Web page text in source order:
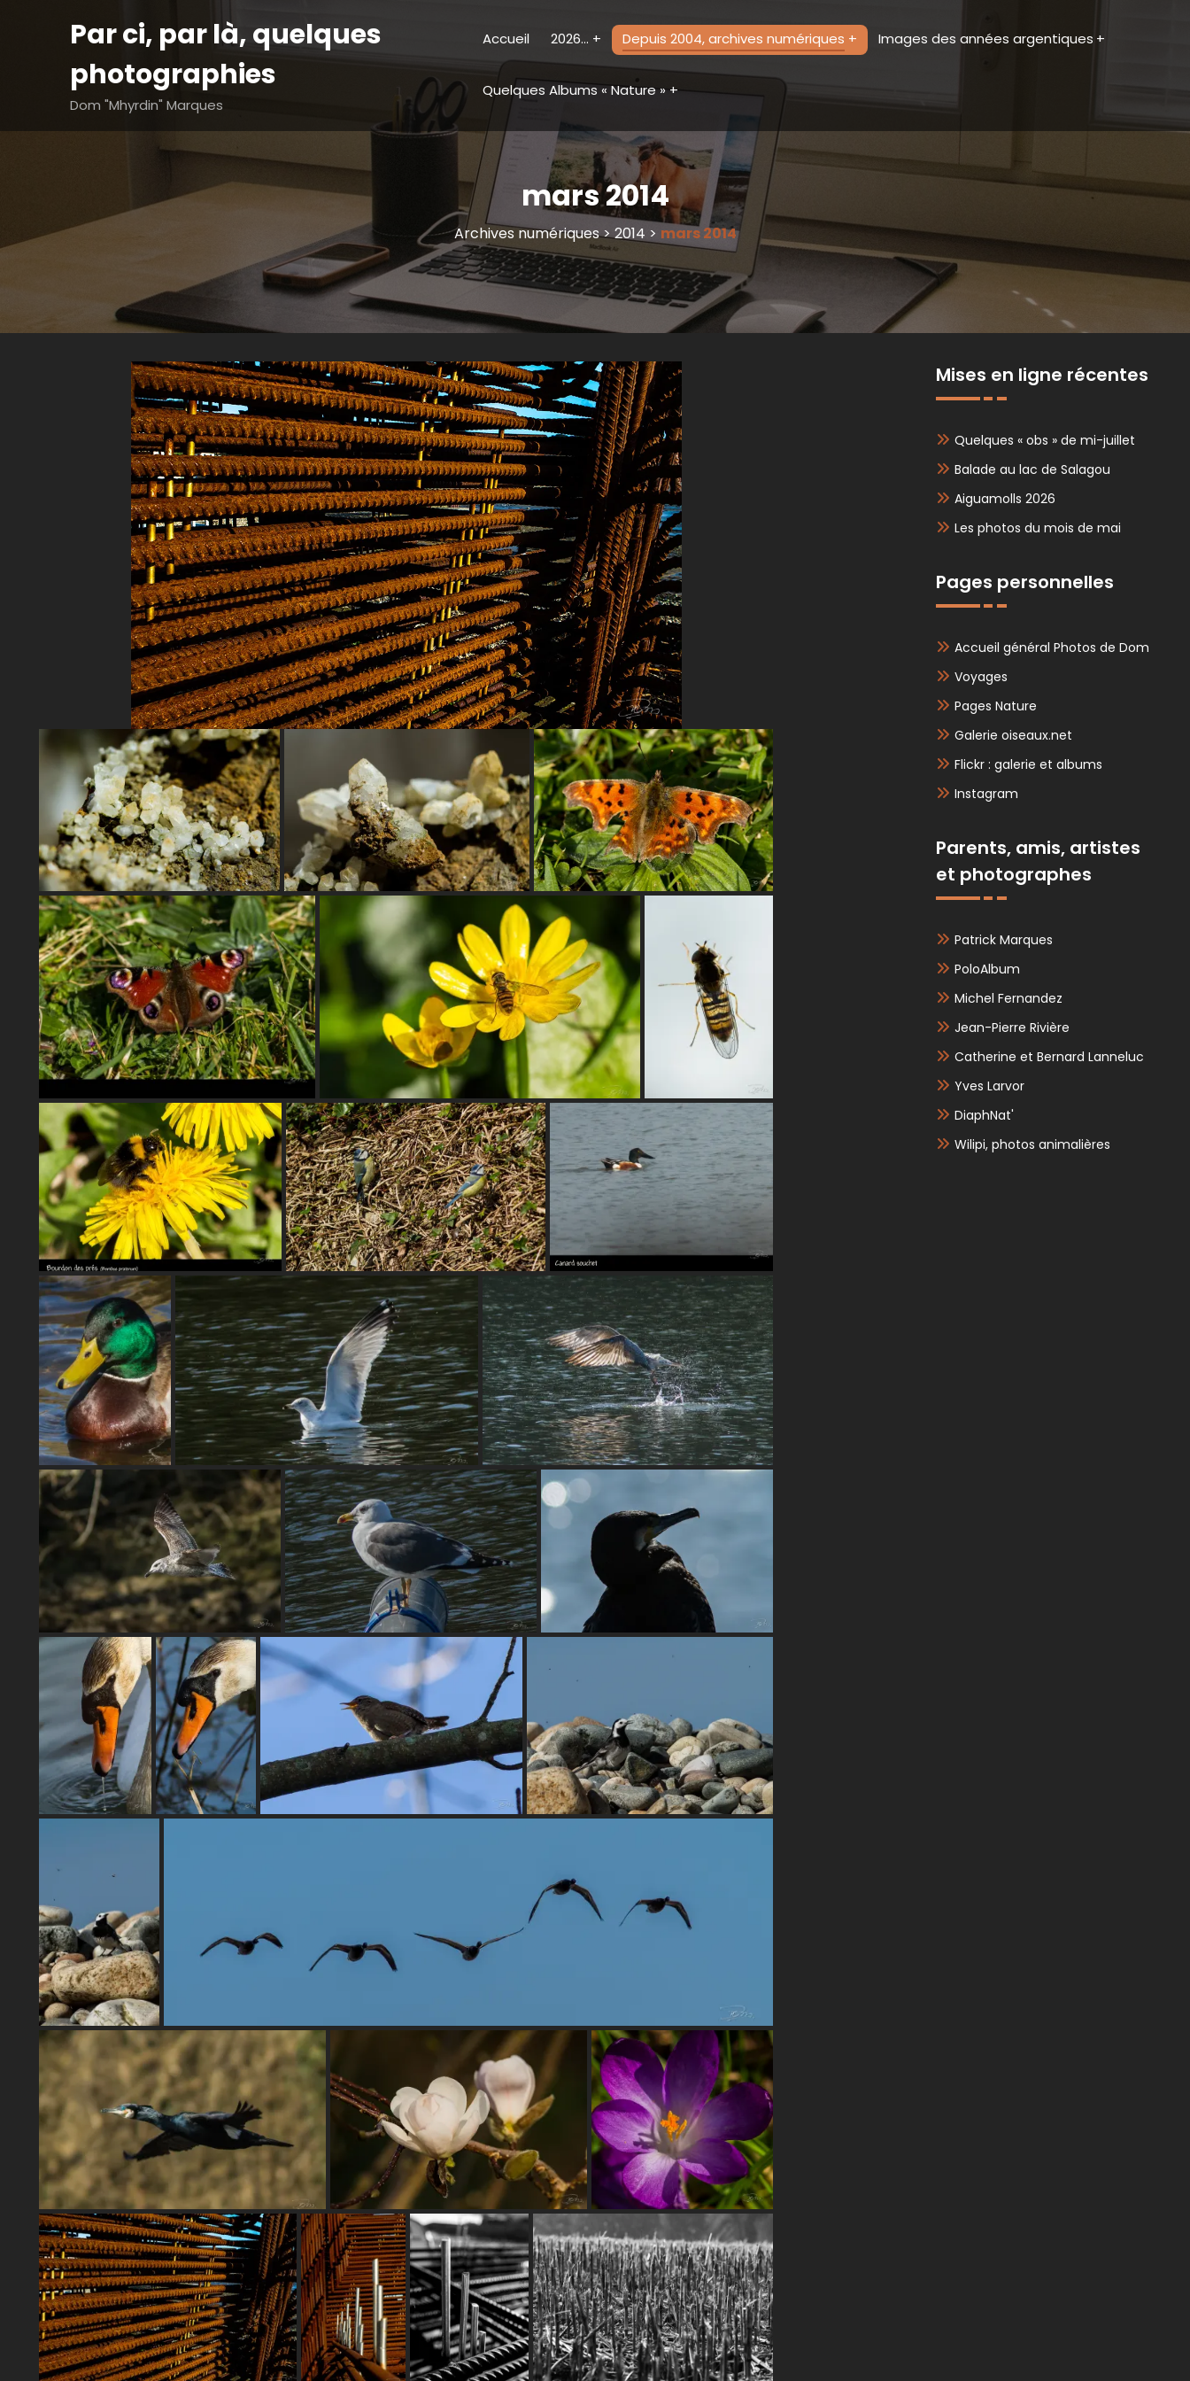
Par ci, par là, quelques
photographies
Dom "Mhyrdin" Marques
Accueil 2026… Depuis 2004, archives numériques Images des années argentiques
Quelques Albums « Nature »
mars 2014
Archives numériques>2014 > mars 2014
Mises en ligne récentes
Quelques « obs » de mi-juillet
Balade au lac de Salagou
Aiguamolls 2026
Les photos du mois de mai
Pages personnelles
Accueil général Photos de Dom
Voyages
Pages Nature
Galerie oiseaux.net
Flickr : galerie et albums
Instagram
Parents, amis, artistes
et photographes
Patrick Marques
PoloAlbum
Michel Fernandez
Jean-Pierre Rivière
Catherine et Bernard Lanneluc
Yves Larvor
DiaphNat'
Wilipi, photos animalières